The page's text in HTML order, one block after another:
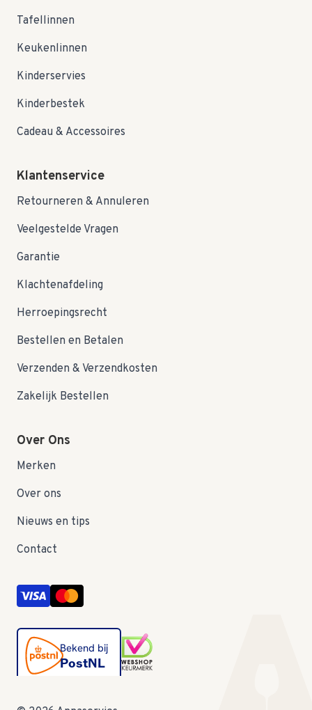
Tafellinnen
Keukenlinnen
Kinderservies
Kinderbestek
Cadeau & Accessoires
Klantenservice
Retourneren & Annuleren
Veelgestelde Vragen
Garantie
Klachtenafdeling
Herroepingsrecht
Bestellen en Betalen
Verzenden & Verzendkosten
Zakelijk Bestellen
Over Ons
Merken
Over ons
Nieuws en tips
Contact